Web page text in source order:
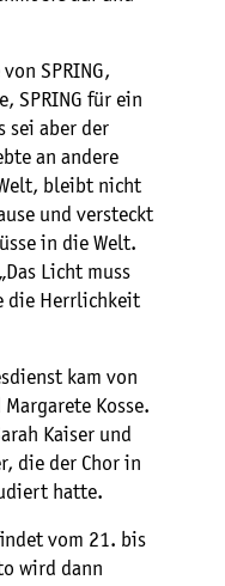
SPRING,
SPRING für ein
sei aber der
an andere
bleibt nicht
und versteckt
in die Welt.
Licht muss
die Herrlichkeit
kam von
Kosse.
Kaiser und
die der Chor in
hatte.
vom 21. bis
wird dann